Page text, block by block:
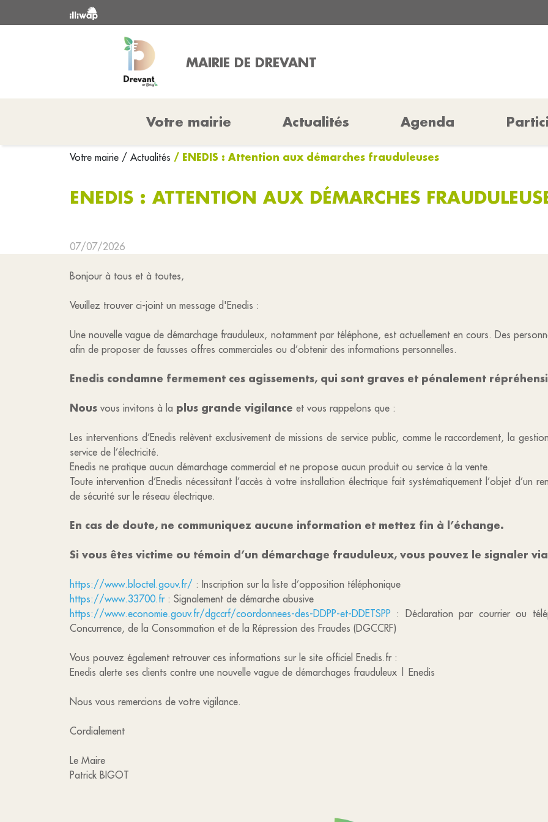
MAIRIE DE DREVANT
Votre mairie Actualités Agenda
Votre mairie / Actualités / ENEDIS : Attention aux démarches frauduleuses
ENEDIS : ATTENTION AUX DÉMARCHES
07/07/2026
Bonjour à tous et à toutes,
Veuillez trouver ci-joint un message d'Enedis :
Une nouvelle vague de démarchage frauduleux, notamment par téléphone, est actuellement en cours. Des
afin de proposer de fausses offres commerciales ou d’obtenir des informations personnelles.
Enedis condamne fermement ces agissements, qui sont graves et pénalement
Nous vous invitons à la plus grande vigilance et vous rappelons que :
Les interventions d’Enedis relèvent exclusivement de missions de service public, comme le raccordement, la
service de l’électricité.
Enedis ne pratique aucun démarchage commercial et ne propose aucun produit ou service à la vente.
Toute intervention d’Enedis nécessitant l’accès à votre installation électrique fait systématiquement l’objet d’un
de sécurité sur le réseau électrique.
En cas de doute, ne communiquez aucune information et mettez fin à l’échange.
Si vous êtes victime ou témoin d’un démarchage frauduleux, vous pouvez le signaler
https://www.bloctel.gouv.fr/ : Inscription sur la liste d’opposition téléphonique
https://www.33700.fr: Signalement de démarche abusive
https://www.economie.gouv.fr/dgccrf/coordonnees-des-DDPP-et-DDETSPP : Déclaration par courrier ou
Concurrence, de la Consommation et de la Répression des Fraudes (DGCCRF)
Vous pouvez également retrouver ces informations sur le site officiel Enedis.fr :
Enedis alerte ses clients contre une nouvelle vague de démarchages frauduleux | Enedis
Nous vous remercions de votre vigilance.
Cordialement
Le Maire
Patrick BIGOT